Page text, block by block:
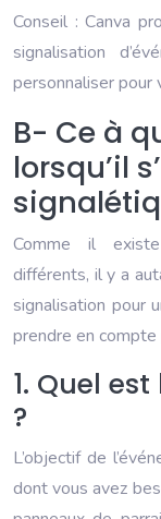
Conseil : Canva
signalisation
personnaliser pour
B- Ce à
lorsqu’il
Comme il
différents, il y a
signalisation pour
prendre en
1. Quel
?
L’objectif de
dont vous avez